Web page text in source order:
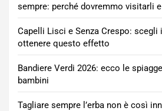
sempre: perché dovremmo visitarli
Capelli Lisci e Senza Crespo:
ottenere questo effetto
Bandiere Verdi 2026: ecco le
bambini
Tagliare sempre l’erba non è così